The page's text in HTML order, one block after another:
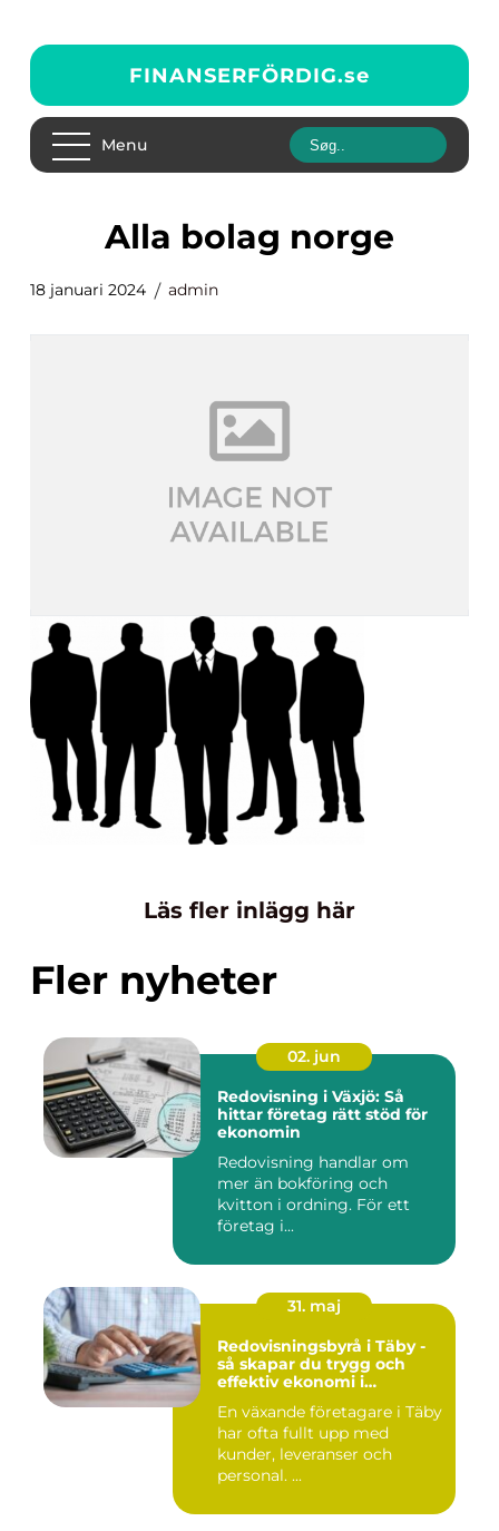
FINANSERFÖRDIG.se
Menu
alla bolag norge
18 januari 2024 admin
Läs fler inlägg här
Fler nyheter
02. jun
Redovisning i Växjö: Så
hittar företag rätt stöd för
ekonomin
Redovisning handlar om
mer än bokföring och
kvitton i ordning. För ett
företag i...
31. maj
Redovisningsbyrå i Täby -
så skapar du trygg och
effektiv ekonomi i
En växande företagare i Täby
har ofta fullt upp med
kunder, leveranser och
personal. ...